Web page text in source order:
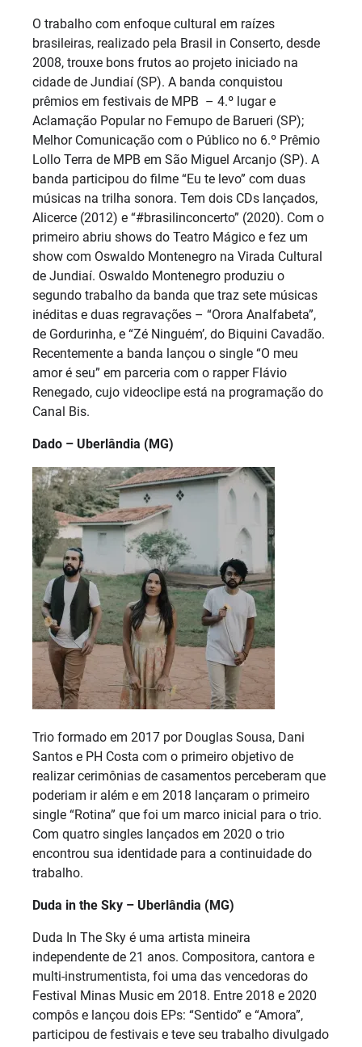
O trabalho com enfoque cultural em raízes
brasileiras, realizado pela Brasil in Conserto, desde
2008, trouxe bons frutos ao projeto iniciado na
cidade de Jundiaí (SP). A banda conquistou
prêmios em festivais de MPB – 4.º lugar e
Aclamação Popular no Femupo de Barueri (SP);
Melhor Comunicação com o Público no 6.º Prêmio
Lollo Terra de MPB em São Miguel Arcanjo (SP). A
banda participou do filme “Eu te levo” com duas
músicas na trilha sonora. Tem dois CDs lançados,
Alicerce (2012) e “#brasilinconcerto” (2020). Com o
primeiro abriu shows do Teatro Mágico e fez um
show com Oswaldo Montenegro na Virada Cultural
de Jundiaí. Oswaldo Montenegro produziu o
segundo trabalho da banda que traz sete músicas
inéditas e duas regravações – “Orora Analfabeta”,
de Gordurinha, e “Zé Ninguém’, do Biquini Cavadão.
Recentemente a banda lançou o single “O meu
amor é seu” em parceria com o rapper Flávio
Renegado, cujo videoclipe está na programação do
Canal Bis.
Dado – Uberlândia (MG)
Trio formado em 2017 por Douglas Sousa, Dani
Santos e PH Costa com o primeiro objetivo de
realizar cerimônias de casamentos perceberam que
poderiam ir além e em 2018 lançaram o primeiro
single “Rotina” que foi um marco inicial para o trio.
Com quatro singles lançados em 2020 o trio
encontrou sua identidade para a continuidade do
trabalho.
Duda in the Sky – Uberlândia (MG)
Duda In The Sky é uma artista mineira
independente de 21 anos. Compositora, cantora e
multi-instrumentista, foi uma das vencedoras do
Festival Minas Music em 2018. Entre 2018 e 2020
compôs e lançou dois EPs: “Sentido” e “Amora”,
participou de festivais e teve seu trabalho divulgado